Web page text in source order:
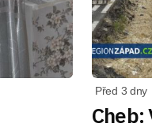
Před 3 dny